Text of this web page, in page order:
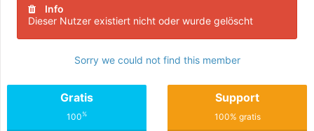
Info
Dieser Nutzer existiert nicht oder wurde gelöscht
Sorry we could not find this member
Gratis
100%
Support
100% gratis